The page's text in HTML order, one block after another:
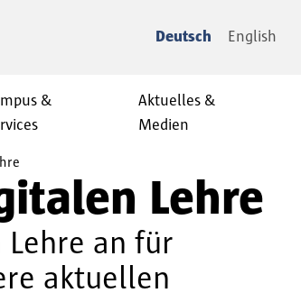
Deutsch English
&
Aktuelles &
Medien
Lehre
an für
aktuellen